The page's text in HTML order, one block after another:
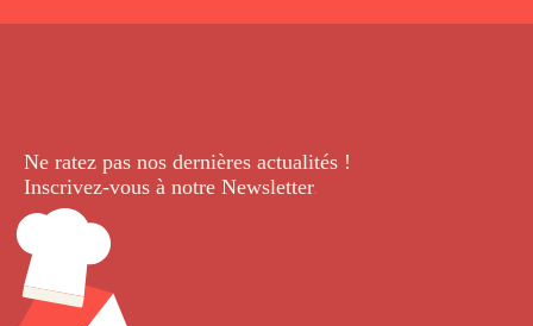
Ne ratez pas nos dernières actualités !
Inscrivez-vous à notre Newsletter.